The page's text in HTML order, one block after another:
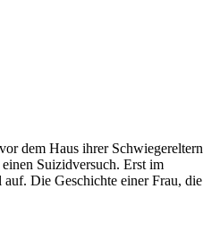
dem Haus ihrer Schwiegereltern
Suizidversuch. Erst im
Die Geschichte einer Frau, die